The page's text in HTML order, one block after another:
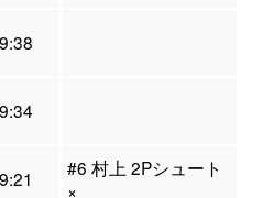
9:38
9:34
9:21
#6 村上 2Pシュート
×